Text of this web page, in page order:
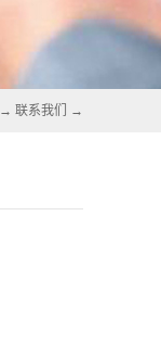
→ 联系我们 →